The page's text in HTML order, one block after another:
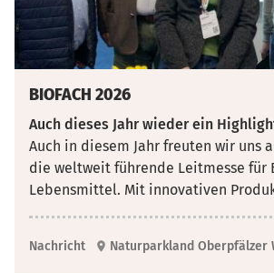
BIOFACH 2026
Auch dieses Jahr wieder ein
Auch in diesem Jahr freuten wir uns
die weltweit führende Leitmesse für
Lebensmittel. Mit innovativen
Nachricht Naturparkland Oberpfälzer